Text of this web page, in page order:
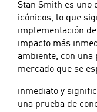
Stan Smith es uno
icónicos, lo que
implementación
impacto más
ambiente, con una
mercado que se
inmediato y
una prueba de